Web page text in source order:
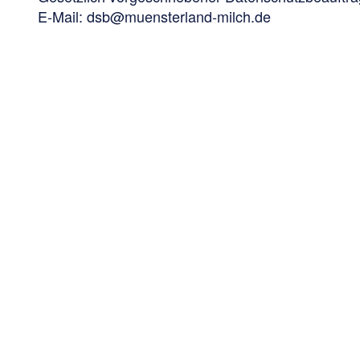
E-Mail: dsb@muensterland-milch.de